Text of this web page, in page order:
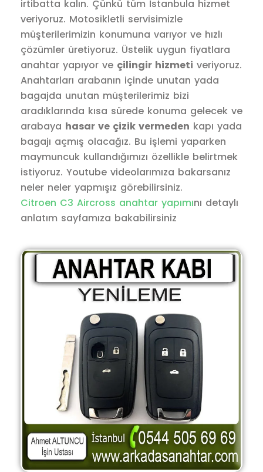
irtibatta kalın. Çünkü tüm İstanbula hizmet
veriyoruz. Motosikletli servisimizle
müşterilerimizin konumuna varıyor ve hızlı
çözümler üretiyoruz. Üstelik uygun fiyatlara
anahtar yapıyor ve çilingir hizmeti veriyoruz.
Anahtarları arabanın içinde unutan yada
bagajda unutan müşterilerimiz bizi
aradıklarında kısa sürede konuma gelecek ve
arabaya hasar ve çizik vermeden kapı yada
bagajı açmış olacağız. Bu işlemi yaparken
maymuncuk kullandığımızı özellikle belirtmek
istiyoruz. Youtube videolarımıza bakarsanız
neler neler yapmışız görebilirsiniz.
Citroen C3 Aircross anahtar yapımını detaylı
anlatım sayfamıza bakabilirsiniz